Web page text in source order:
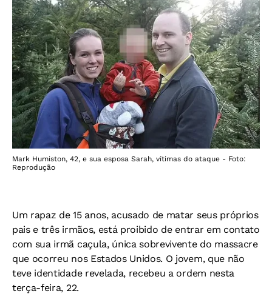
Mark Humiston, 42, e sua esposa Sarah, vítimas do ataque - Foto:
Reprodução
Um rapaz de 15 anos, acusado de matar seus próprios
pais e três irmãos, está proibido de entrar em contato
com sua irmã caçula, única sobrevivente do massacre
que ocorreu nos Estados Unidos. O jovem, que não
teve identidade revelada, recebeu a ordem nesta
terça-feira, 22.